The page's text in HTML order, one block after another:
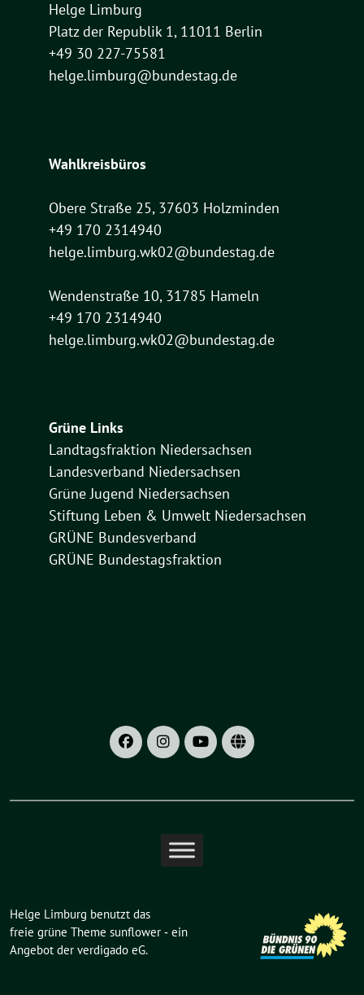
Helge Limburg
Platz der Republik 1, 11011 Berlin
+49 30 227-75581
helge.limburg@bundestag.de
Wahlkreisbüros
Obere Straße 25, 37603 Holzminden
+49 170 2314940
helge.limburg.wk02@bundestag.de
Wendenstraße 10, 31785 Hameln
+49 170 2314940
helge.limburg.wk02@bundestag.de
Grüne Links
Landtagsfraktion Niedersachsen
Landesverband Niedersachsen
Grüne Jugend Niedersachsen
Stiftung Leben & Umwelt Niedersachsen
GRÜNE Bundesverband
GRÜNE Bundestagsfraktion
Helge Limburg benutzt das
freie grüne Theme sunflower ‐ ein
Angebot der verdigado eG.